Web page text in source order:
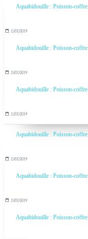
Aquabidouille : Poisson-
11/01/2014
Aquabidouille : Poisson-
11/01/2014
Aquabidouille : Poisson-
11/01/2014
Aquabidouille : Poisson-
11/01/2014
Aquabidouille : Poisson-
11/01/2014
Aquabidouille : Poisson-